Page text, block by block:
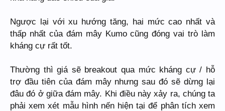
Ngược lại với xu hướng tăng, hai mức cao nhất và
thấp nhất của đám mây Kumo cũng đóng vai trò làm
kháng cự rất tốt.
Thường thì giá sẽ breakout qua mức kháng cự / hỗ
trợ đầu tiên của đám mây nhưng sau đó sẽ dừng lại
đâu đó ở giữa đám mây. Khi điều này xảy ra, chúng ta
phải xem xét mẫu hình nến hiện tại để phân tích xem